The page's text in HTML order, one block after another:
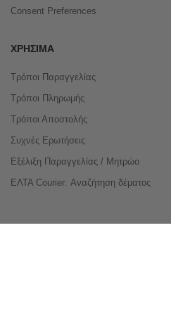
Consent Preferences
ΧΡΉΣΙΜΑ
Τρόποι Παραγγελίας
Τρόποι Πληρωμής
Τρόποι Αποστολής
Συχνές Ερωτήσεις
Εξέλιξη Παραγγελίας / Μητρώο
ΕΛΤΑ Courier: Αναζήτηση δέματος